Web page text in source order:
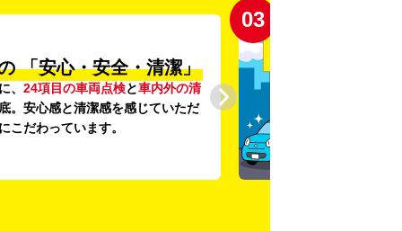
「安心・安全・清潔」
、 24項目の車両点検と車内外の清
。安心感と清潔感を感じていただ
こだわっています。
03